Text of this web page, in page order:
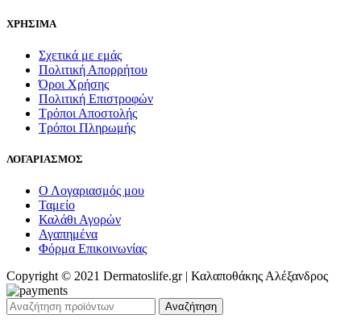
ΧΡΗΣΙΜΑ
Σχετικά με εμάς
Πολιτική Απορρήτου
Όροι Χρήσης
Πολιτική Επιστροφών
Τρόποι Αποστολής
Τρόποι Πληρωμής
ΛΟΓΑΡΙΑΣΜΟΣ
Ο Λογαριασμός μου
Ταμείο
Καλάθι Αγορών
Αγαπημένα
Φόρμα Επικοινωνίας
Copyright © 2021 Dermatoslife.gr | Καλαποθάκης Αλέξανδρος
Αναζήτηση